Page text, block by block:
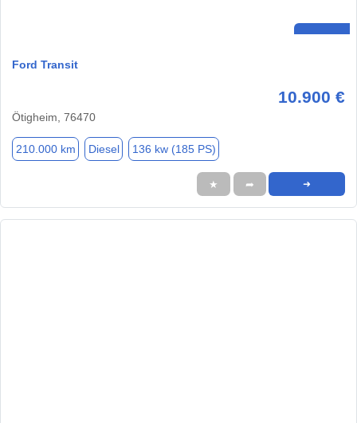
Ford Transit
10.900 €
Ötigheim, 76470
210.000 km Diesel 136 kw (185 PS)
★ ➦ ➜